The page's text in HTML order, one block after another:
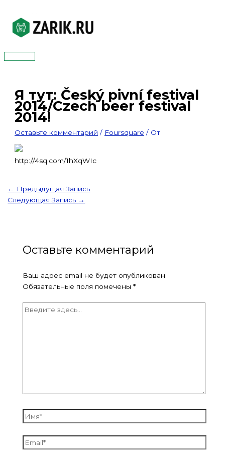
содержимому
Главное
Я тут: Český pivní festival
2014/Czech beer festival
2014!
Оставьте комментарий / Foursquare / От
http://4sq.com/1hXqWIc
← Предыдущая Запись
Следующая Запись →
Оставьте комментарий
Ваш адрес email не будет опубликован.
Обязательные поля помечены *
Введите
Имя*
Email*